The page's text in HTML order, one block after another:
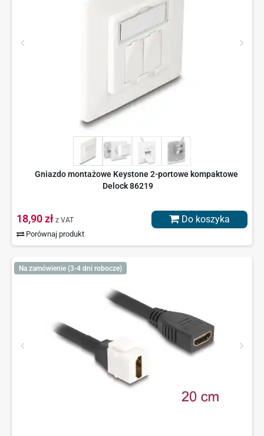
Gniazdo montażowe Keystone 2-portowe kompaktowe
Delock 86219
18,90 zł z VAT
Porównaj produkt
Do koszyka
Na zamówienie (3-4 dni robocze)